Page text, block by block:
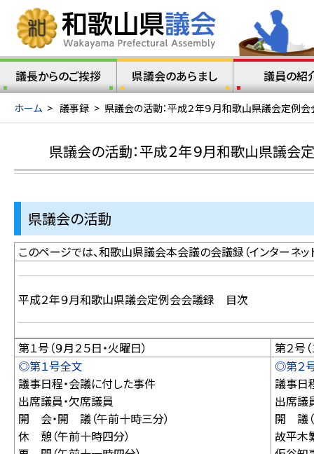
議長からのご挨拶 県議会のあらまし 議員の紹
ホーム > 議事録 > 県議会の活動：平成２年９月和歌山県議会定例
県議会の活動：平成２年９月和歌山県議
県議会の活動
このページでは、和歌山県議会本会議の会議録（インターネ
平成２年９月和歌山県議会定例会会議録 目次
第１号（９月２５日・火曜日）
第２号
◎第１号全文
議事日程・会議に付した事件
出席議員・欠席議員
開 会・開 議（午前十時三分）
休 憩（午前十時四分）
◎第２
議事日
出席議
開 議
故平木